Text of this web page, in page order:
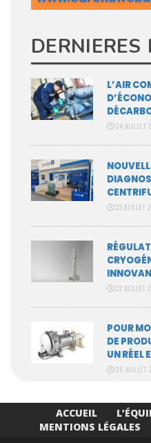
DERNIERES
L’AIR
24 JUILLET
23 JUILLET
22 JUILLET
POUR
DE
UN RÉEL
20 JUILLET
ACCUEIL
MENTIONS LÉGALES